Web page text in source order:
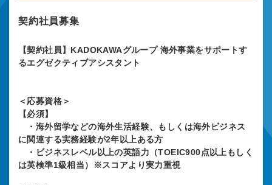
契約社員募集
【契約社員】KADOKAWAグループ 海外事業をサポートす
るエグゼクティブアシスタント
＜応募資格＞
【必須】
・海外留学などの海外生活経験、もしくは海外ビジネス
に関連する実務経験が2年以上ある方
・ビジネスレベル以上の英語力（TOEIC900点以上もしく
は英検準1級相当）※スコアより実力重視